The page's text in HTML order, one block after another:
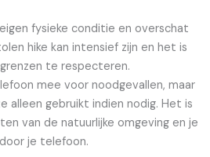
fysieke conditie en overschat
hike kan intensief zijn en het is
te respecteren.
mee voor noodgevallen, maar
alleen gebruikt indien nodig. Het is
van de natuurlijke omgeving en je
je telefoon.